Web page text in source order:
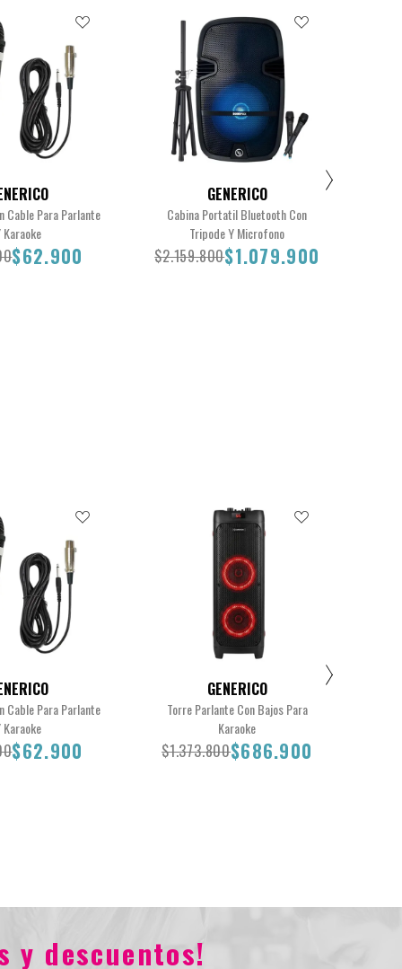
Cable Para Parlante
Karaoke
$62.900
GENERICO
Cabina Portatil Bluetooth Con
Tripode Y Microfono
$2.159.800$1.079.900
Cable Para Parlante
Karaoke
$62.900
GENERICO
Torre Parlante Con Bajos Para
Karaoke
$1.373.800$686.900
y descuentos!